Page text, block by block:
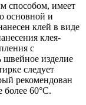
способом, имеет
основной и
клей в виде
клея-
с
швейное изделие
следует
рекомендован
более 60°С.